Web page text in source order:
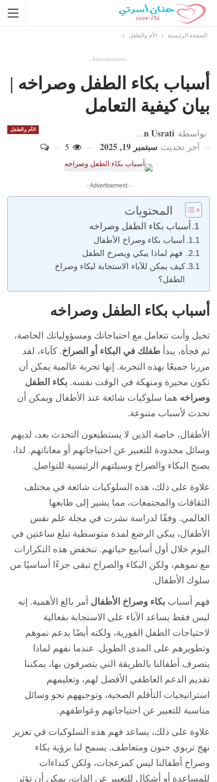
الصفحة الرئيسية الأم والطفل
- Advertisement -
أسباب بكاء الطفل وصراخه |
بيان كيفية التعامل
الأم والطفل بواسطة Hanan Usrati
آخر تحديث سبتمبر 19, 2025
- Advertisement -
المحتويات
أسباب بكاء الطفل وصراخه
أسباب بكاء وصراخ الأطفال
فهم لماذا يبكي ويصرخ الطفل
كيف يمكن للآباء الاستجابة لبكاء وصراخ
الطفل؟
أسباب بكاء الطفل وصراخه
تخيل وأنت تتعامل مع احتياجاتك ومسؤولياتك الخاصة،
ثم فجأة، يبدأ طفلك في البكاء أو الصراخ. كآباء، لقد
مررنا جميعًا بهذه التجربة. إنها تجربة عالمية يمكن أن
تكون محيرة ومنهكة في الوقت نفسه. بكاء الطفل
وصراخه هما سلوكيات شائعة عند الأطفال ويمكن أن
تحدث لأسباب متنوعة.
الأطفال، خاصة الذين لا يستطيعون التحدث بعد، لديهم
وسائل محدودة للتعبير عن احتياجاتهم أو معاناتهم. لذا،
يصبح البكاء والصراخ وسيلتهم الرئيسية للتواصل.
علاوة على ذلك، هذه السلوكيات شائعة في مختلف
الثقافات والمجتمعات، مما يشير إلى طابعها
العالمي. وفقًا لدراسة نشرت في مجلة علم نفس
الأطفال، يبكي الرضع لمدة متوسطية تبلغ ساعتين في
اليوم خلال أول أسابيع حياتهم. تنخفض هذه التكرارات
مع نموهم، ولكن البكاء والصراخ تبقى جزءًا أساسيًا من
سلوك الأطفال.
فهم أسباب بكاء وصراخ الأطفال أمر بالغ الأهمية. إنه
ليس فقط يساعد الآباء على الاستجابة بفعالية
لاحتياجات الطفل الفورية، ولكنه أيضًا يدعم نموهم
وتطويرهم على المدى الطويل. عندما نفهم لماذا
يتصرف أطفالنا بالطريقة التي يتصرفون بها، يمكننا
تقديم الدعم العاطفي الأفضل لهم، وتعليمهم
استراتيجيات التأقلم الصحية، وتوجيههم نحو وسائل
مناسبة للتعبير عن احتياجاتهم وعواطفهم.
علاوة على ذلك، يساعد فهم هذه السلوكيات في تعزيز
نهج تربوي حنون ومتعاطف. يسمح لنا برؤية بكاء
وصراخ أطفالنا ليس كمزعجات، ولكن كنداءات
للمساعدة أو أشكال للتعبير عن الذات، يمكن أن تؤثر